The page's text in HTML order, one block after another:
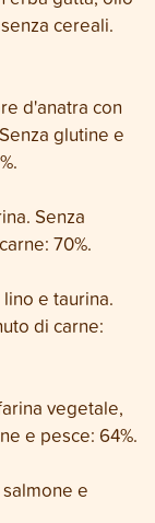
cereali.
d'anatra con
glutine e
Senza
70%.
e taurina.
di carne:
vegetale,
e pesce: 64%.
e